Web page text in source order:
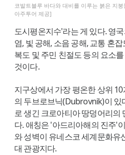
코발트블루 바다와 대비를 이루는 붉은 지
아주투어 제공]
도시평온지수'라는 게 있다. 영
염, 빛 공해, 소음 공해, 교통 혼
복도 및 주민 친절도 등의 요소
것이다.
지구상에서 가장 평온한 상위
의 두브로브닉(Dubrovnik)이 있
로 생긴 크로아티아 땅덩어리의
다. 애칭은 '아드리아해의 진주'
와 성벽이 유네스코 세계문화유
대 관광지다.